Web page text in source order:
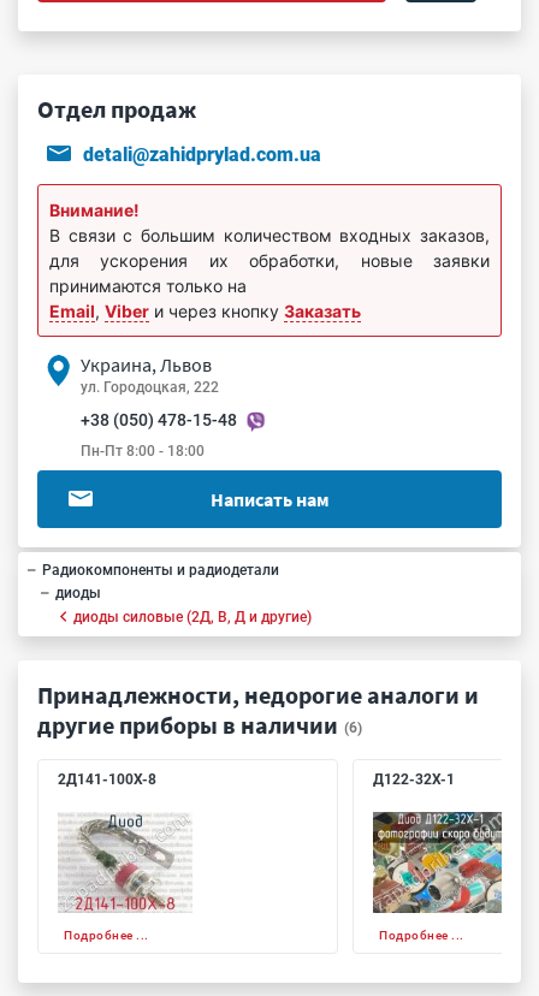
Отдел продаж
detali@zahidprylad.com.ua
Внимание!
В связи с большим количеством входных заказов,
для ускорения их обработки, новые заявки
принимаются только на
Email, Viber и через кнопку Заказать
Украина, Львов
ул. Городоцкая, 222
+38 (050) 478-15-48
Пн-Пт 8:00 - 18:00
Написать нам
Радиокомпоненты и радиодетали
диоды
диоды силовые (2Д, В, Д и другие)
Принадлежности, недорогие аналоги и
другие приборы в наличии (6)
2Д141-100Х-8
Подробнее ...
Д122-32Х-1
Подробнее ...